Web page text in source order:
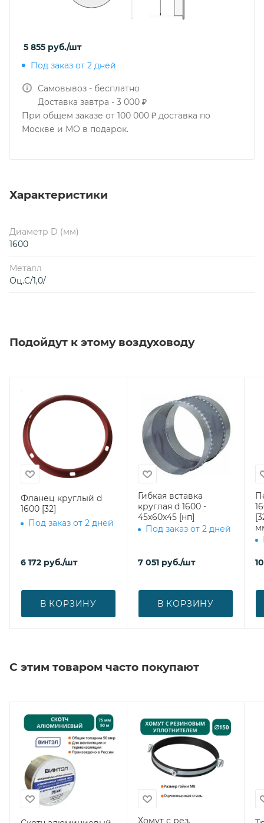
5 855 руб./шт
Под заказ от 2 дней
Самовывоз - бесплатно
Доставка завтра - 3 000 ₽
При общем заказе от 100 000 ₽ доставка по
Москве и МО в подарок.
Характеристики
Диаметр D (мм)
1600
Металл
Оц.С/1,0/
Подойдут к этому воздуховоду
Фланец круглый d
1600 [32]
Под заказ от 2 дней
6 172 руб./шт
В КОРЗИНУ
Гибкая вставка
круглая d 1600 -
45х60х45 [нп]
Под заказ от 2 дней
7 051 руб./шт
В КОРЗИНУ
С этим товаром часто покупают
Хомут с рез.